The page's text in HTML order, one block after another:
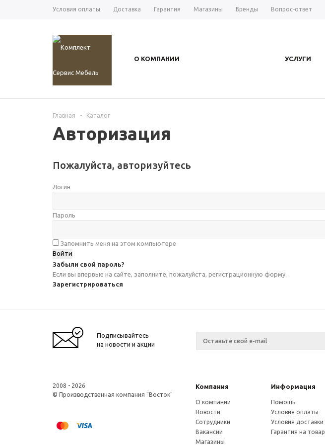
Условия оплаты Доставка Гарантия Магазины Бренды Вопрос-ответ
О КОМПАНИИ УСЛУГИ
Главная - Каталог
Авторизация
Пожалуйста, авторизуйтесь
Логин
Пароль
Запомнить меня на этом компьютере
Забыли свой пароль?
Если вы впервые на сайте, заполните, пожалуйста, регистрационную форму.
Зарегистрироваться
Подписывайтесь
на новости и акции
2008 - 2026
© Производственная компания "Восток"
Компания Информация
О компании
Новости
Сотрудники
Вакансии
Магазины
Помощь
Условия оплаты
Условия доставки
Гарантия на товар